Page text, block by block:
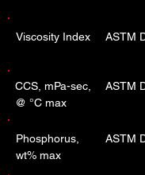
CCS, mPa-sec,
@ °C max
ASTM
Viscosity Index ASTM
Phosphorus,
wt% max
ASTM